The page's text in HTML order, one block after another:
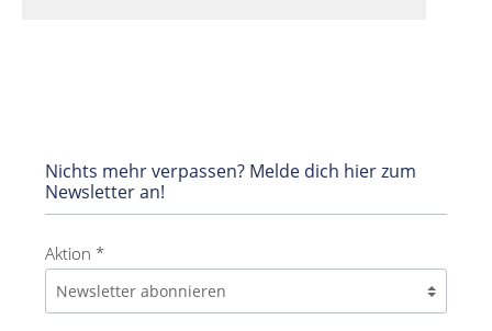
Nichts mehr verpassen? Melde dich hier zum
Newsletter an!
Aktion *